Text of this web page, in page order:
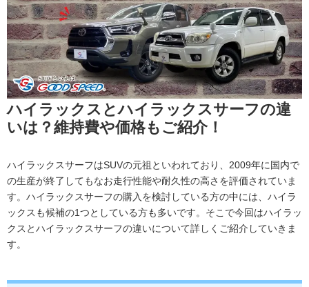
ハイラックスとハイラックスサーフの違
いは？維持費や価格もご紹介！
ハイラックスサーフはSUVの元祖といわれており、2009年に国内で
の生産が終了してもなお走行性能や耐久性の高さを評価されていま
す。ハイラックスサーフの購入を検討している方の中には、ハイラ
ックスも候補の1つとしている方も多いです。そこで今回はハイラッ
クスとハイラックスサーフの違いについて詳しくご紹介していきま
す。